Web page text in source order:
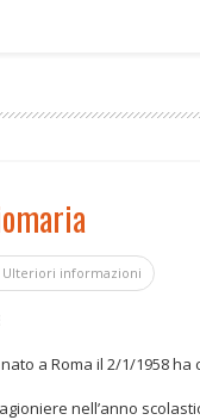
Ulteriori informazioni
a Roma il 2/1/1958
nell’anno